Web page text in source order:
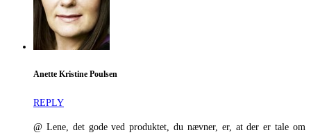
Anette Kristine Poulsen
REPLY
@ Lene, det gode ved produktet, du nævner, er, at der er tale om